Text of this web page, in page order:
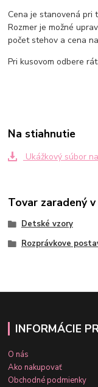
Cena je stanovená pri
Rozmer je možné
počet stehov a cena
Pri kusovom odbere
Na stiahnutie
Ukážkový súbor
Tovar zaradený
Detské vzory
Rozprávkove
INFORMÁCIE
O nás
Ako nakupovať
Obchodné podmienky